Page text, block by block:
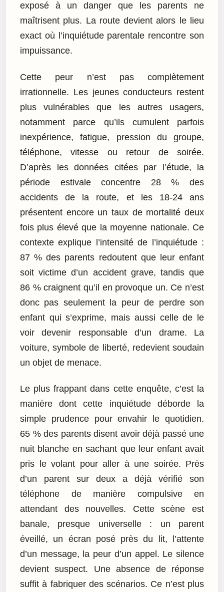
exposé à un danger que les parents ne
maîtrisent plus. La route devient alors le lieu
exact où l’inquiétude parentale rencontre son
impuissance.
Cette peur n’est pas complètement
irrationnelle. Les jeunes conducteurs restent
plus vulnérables que les autres usagers,
notamment parce qu’ils cumulent parfois
inexpérience, fatigue, pression du groupe,
téléphone, vitesse ou retour de soirée.
D’après les données citées par l’étude, la
période estivale concentre 28 % des
accidents de la route, et les 18-24 ans
présentent encore un taux de mortalité deux
fois plus élevé que la moyenne nationale. Ce
contexte explique l’intensité de l’inquiétude :
87 % des parents redoutent que leur enfant
soit victime d’un accident grave, tandis que
86 % craignent qu’il en provoque un. Ce n’est
donc pas seulement la peur de perdre son
enfant qui s’exprime, mais aussi celle de le
voir devenir responsable d’un drame. La
voiture, symbole de liberté, redevient soudain
un objet de menace.
Le plus frappant dans cette enquête, c’est la
manière dont cette inquiétude déborde la
simple prudence pour envahir le quotidien.
65 % des parents disent avoir déjà passé une
nuit blanche en sachant que leur enfant avait
pris le volant pour aller à une soirée. Près
d’un parent sur deux a déjà vérifié son
téléphone de manière compulsive en
attendant des nouvelles. Cette scène est
banale, presque universelle : un parent
éveillé, un écran posé près du lit, l’attente
d’un message, la peur d’un appel. Le silence
devient suspect. Une absence de réponse
suffit à fabriquer des scénarios. Ce n’est plus